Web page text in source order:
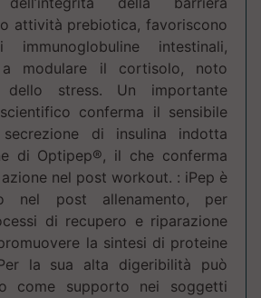
attività prebiotica, favoriscono
immunoglobuline intestinali,
a modulare il cortisolo, noto
dello stress. Un importante
conferma il sensibile
di insulina indotta
di Optipep®, il che conferma
azione nel post workout. : iPep è
nel post allenamento, per
di recupero e riparazione
la sintesi di proteine
la sua alta digeribilità può
come supporto nei soggetti